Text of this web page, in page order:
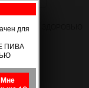
ВАШЕМУ ЗДОРОВЬЮ
для
ПИВА
Мне